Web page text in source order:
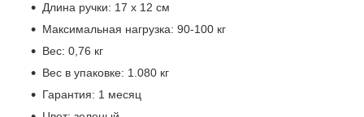
Длина ручки: 17 х 12 см
Максимальная нагрузка: 90-100 кг
Вес: 0,76 кг
Вес в упаковке: 1.080 кг
Гарантия: 1 месяц